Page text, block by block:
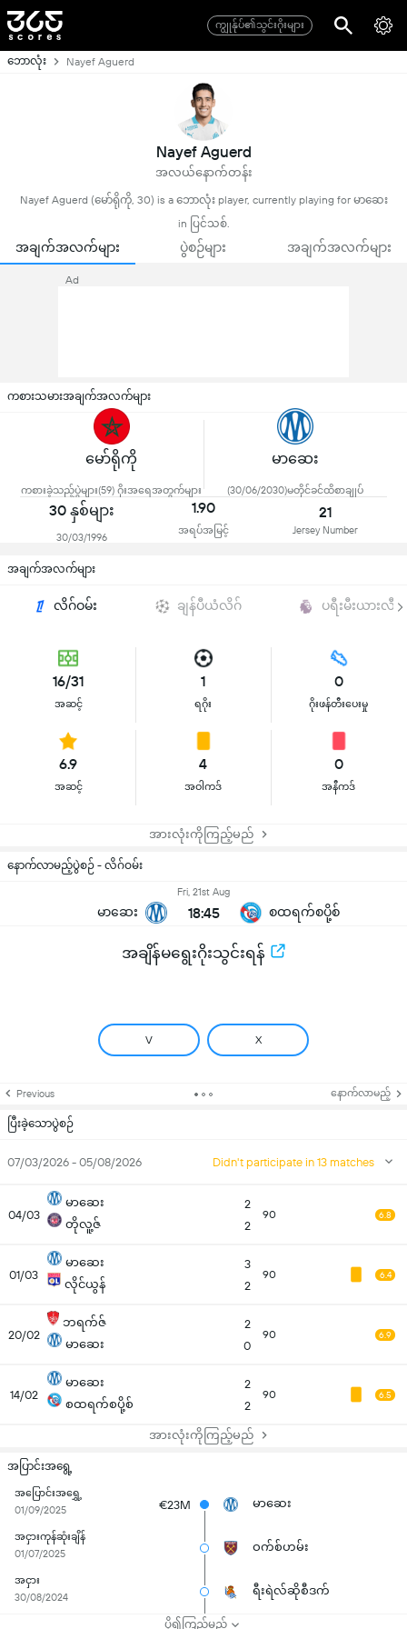
ကျွုန်ုပ်၏သွင်းဂိုးများ
ဘောလုံး Nayef Aguerd
Nayef Aguerd
အလယ်နောက်တန်း
Nayef Aguerd (မော်ရိုကို, 30) is a ဘောလုံး player, currently playing for မာဆေး
in ပြင်သစ်.
အချက်အလက်များ ပွဲစဉ်များ အချက်အလက်များ
Ad
ကစားသမားအချက်အလက်များ
မော်ရိုကို
ကစားခဲ့သည့်ပွဲများ(59) ဂိုးအရေအတွက်များ
မာဆေး
(30/06/2030)မတိုင်ခင်ထိစာချုပ်
30 နှစ်များ
30/03/1996
1.90
အရပ်အမြင့်
21
Jersey Number
အချက်အလက်များ
လိဂ်ဝမ်း ချန်ပီယံလိဂ် ပရီးမီးယားလီဂါ
16/31
အဆင့်
1
ရဂိုး
0
ဂိုးဖန်တီးပေးမှု
6.9
အဆင့်
4
အဝါကဒ်
0
အနီကဒ်
အားလုံးကိုကြည့်မည်
နောက်လာမည့်ပွဲစဉ် - လိဂ်ဝမ်း
မာဆေး
Fri, 21st Aug
18:45 စထရက်စပို့စ်
အချိန်မရွေးဂိုးသွင်းရန်
V X
Previous နောက်လာမည့်
ပြီးခဲ့သောပွဲစဉ်
07/03/2026 - 05/08/2026 Didn't participate in 13 matches
04/03
မာဆေး
တိုလူ့ဇ်
2
2
90 6.8
01/03
မာဆေး
လိုင်ယွန်
3
2
90 6.4
20/02
ဘရက်ဇ်
မာဆေး
2
0
90 6.9
14/02
မာဆေး
စထရက်စပို့စ်
2
2
90 6.5
အားလုံးကိုကြည့်မည်
အပြာင်းအရွေ့
အပြောင်းအရွှေ့
01/09/2025
€23M မာဆေး
အငှားကုန်ဆုံးချိန်
01/07/2025
ဝက်စ်ဟမ်း
အငှား
30/08/2024
ရီးရဲလ်ဆိုစီဒက်
ပို၍ကြည့်မည်